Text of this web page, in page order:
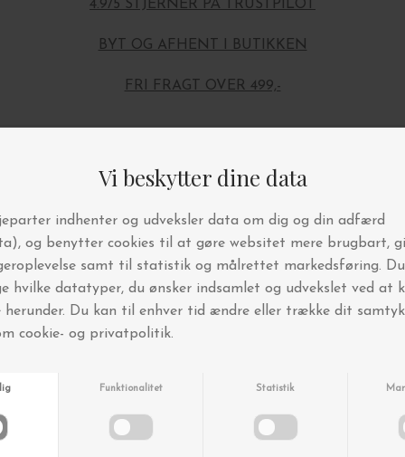
4.9/5 STJERNER PÅ TRUSTPILOT
BYT OG AFHENT I BUTIKKEN
FRI FRAGT OVER 499,-
Andre købte også